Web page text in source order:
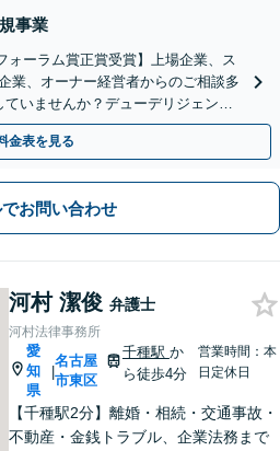
事業
ォーラム賞正賞受賞】上場企業、ス
業、オーナー経営者からのご相談多
いませんか？デューデリジェンス
さい【初回無料】
金表を見る
でお問い合わせ
河村 潔俊 弁護士
河村法律事務所
愛
知
県
|
名古屋
市東区
千種駅 か
ら徒歩4分
営業時間：本
日定休日
【千種駅2分】離婚・相続・交通事故・
不動産・金銭トラブル、企業法務まで